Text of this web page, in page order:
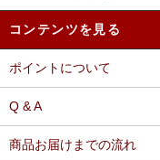
コンテンツを見る
ポイントについて
Q & A
商品お届けまでの流れ